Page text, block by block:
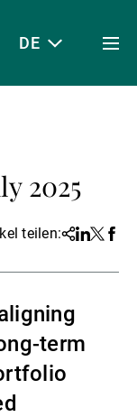
DE
2025
teilen:Share
Linkedin
Twitter
term